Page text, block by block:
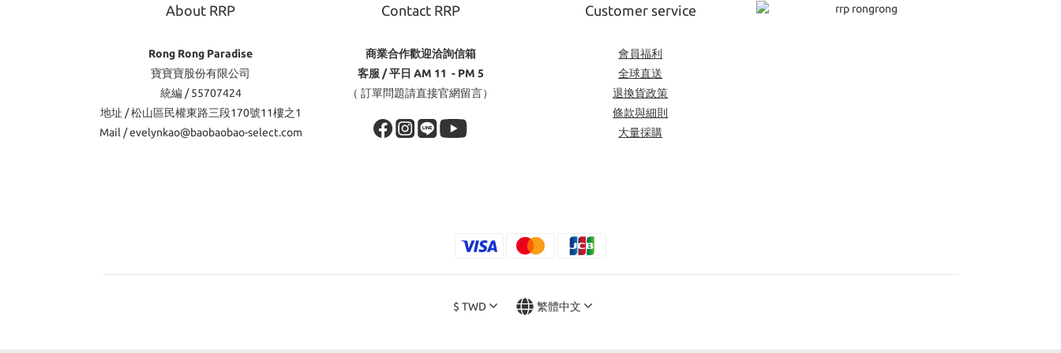
About RRP
Rong Rong Paradise
寶寶寶股份有限公司
統編 / 55707424
地址 / 松山區民權東路三段170號11樓之1
Mail / evelynkao@baobaobao-select.com
Contact RRP
商業合作歡迎洽詢信箱
客服 / 平日 AM 11 - PM 5
（ 訂單問題請直接官網留言）
Customer service
會員福利
全球直送
退換貨政策
條款與細則
大量採購
$ TWD 繁體中文